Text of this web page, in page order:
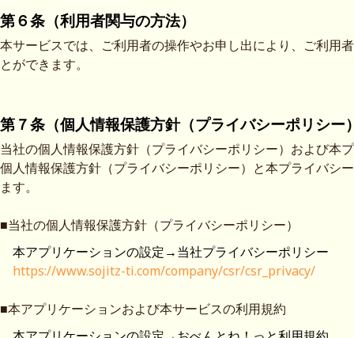
第６条（利用者関与の方法）
本サービスでは、ご利用者の操作やお申し出により、ご利用
とができます。
第７条（個人情報保護方針（プライバシーポリシー
当社の個人情報保護方針（プライバシーポリシー）および本
個人情報保護方針（プライバシーポリシー）と本プライバシ
ます。
■当社の個人情報保護方針（プライバシーポリシー）
本アプリケーションの設定→当社プライバシーポリシー
https://www.sojitz-ti.com/company/csr/csr_privacy/
■本アプリケーションおよび本サービスの利用規約